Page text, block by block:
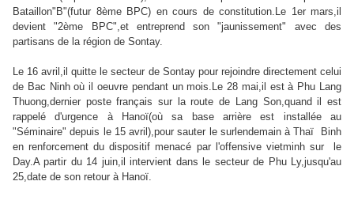
Bataillon"B"(futur 8ème BPC) en cours de constitution.Le 1er mars,il
devient "2ème BPC",et entreprend son "jaunissement" avec des
partisans de la région de Sontay.
Le 16 avril,il quitte le secteur de Sontay pour rejoindre directement celui
de Bac Ninh où il oeuvre pendant un mois.Le 28 mai,il est à Phu Lang
Thuong,dernier poste français sur la route de Lang Son,quand il est
rappelé d'urgence à Hanoï(où sa base arrière est installée au
"Séminaire" depuis le 15 avril),pour sauter le surlendemain à Thaï Binh
en renforcement du dispositif menacé par l'offensive vietminh sur le
Day.A partir du 14 juin,il intervient dans le secteur de Phu Ly,jusqu'au
25,date de son retour à Hanoï.